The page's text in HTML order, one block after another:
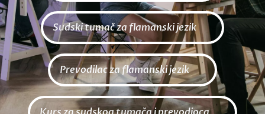
Sudski tumač za flamanski jezik
Prevodilac za flamanski jezik